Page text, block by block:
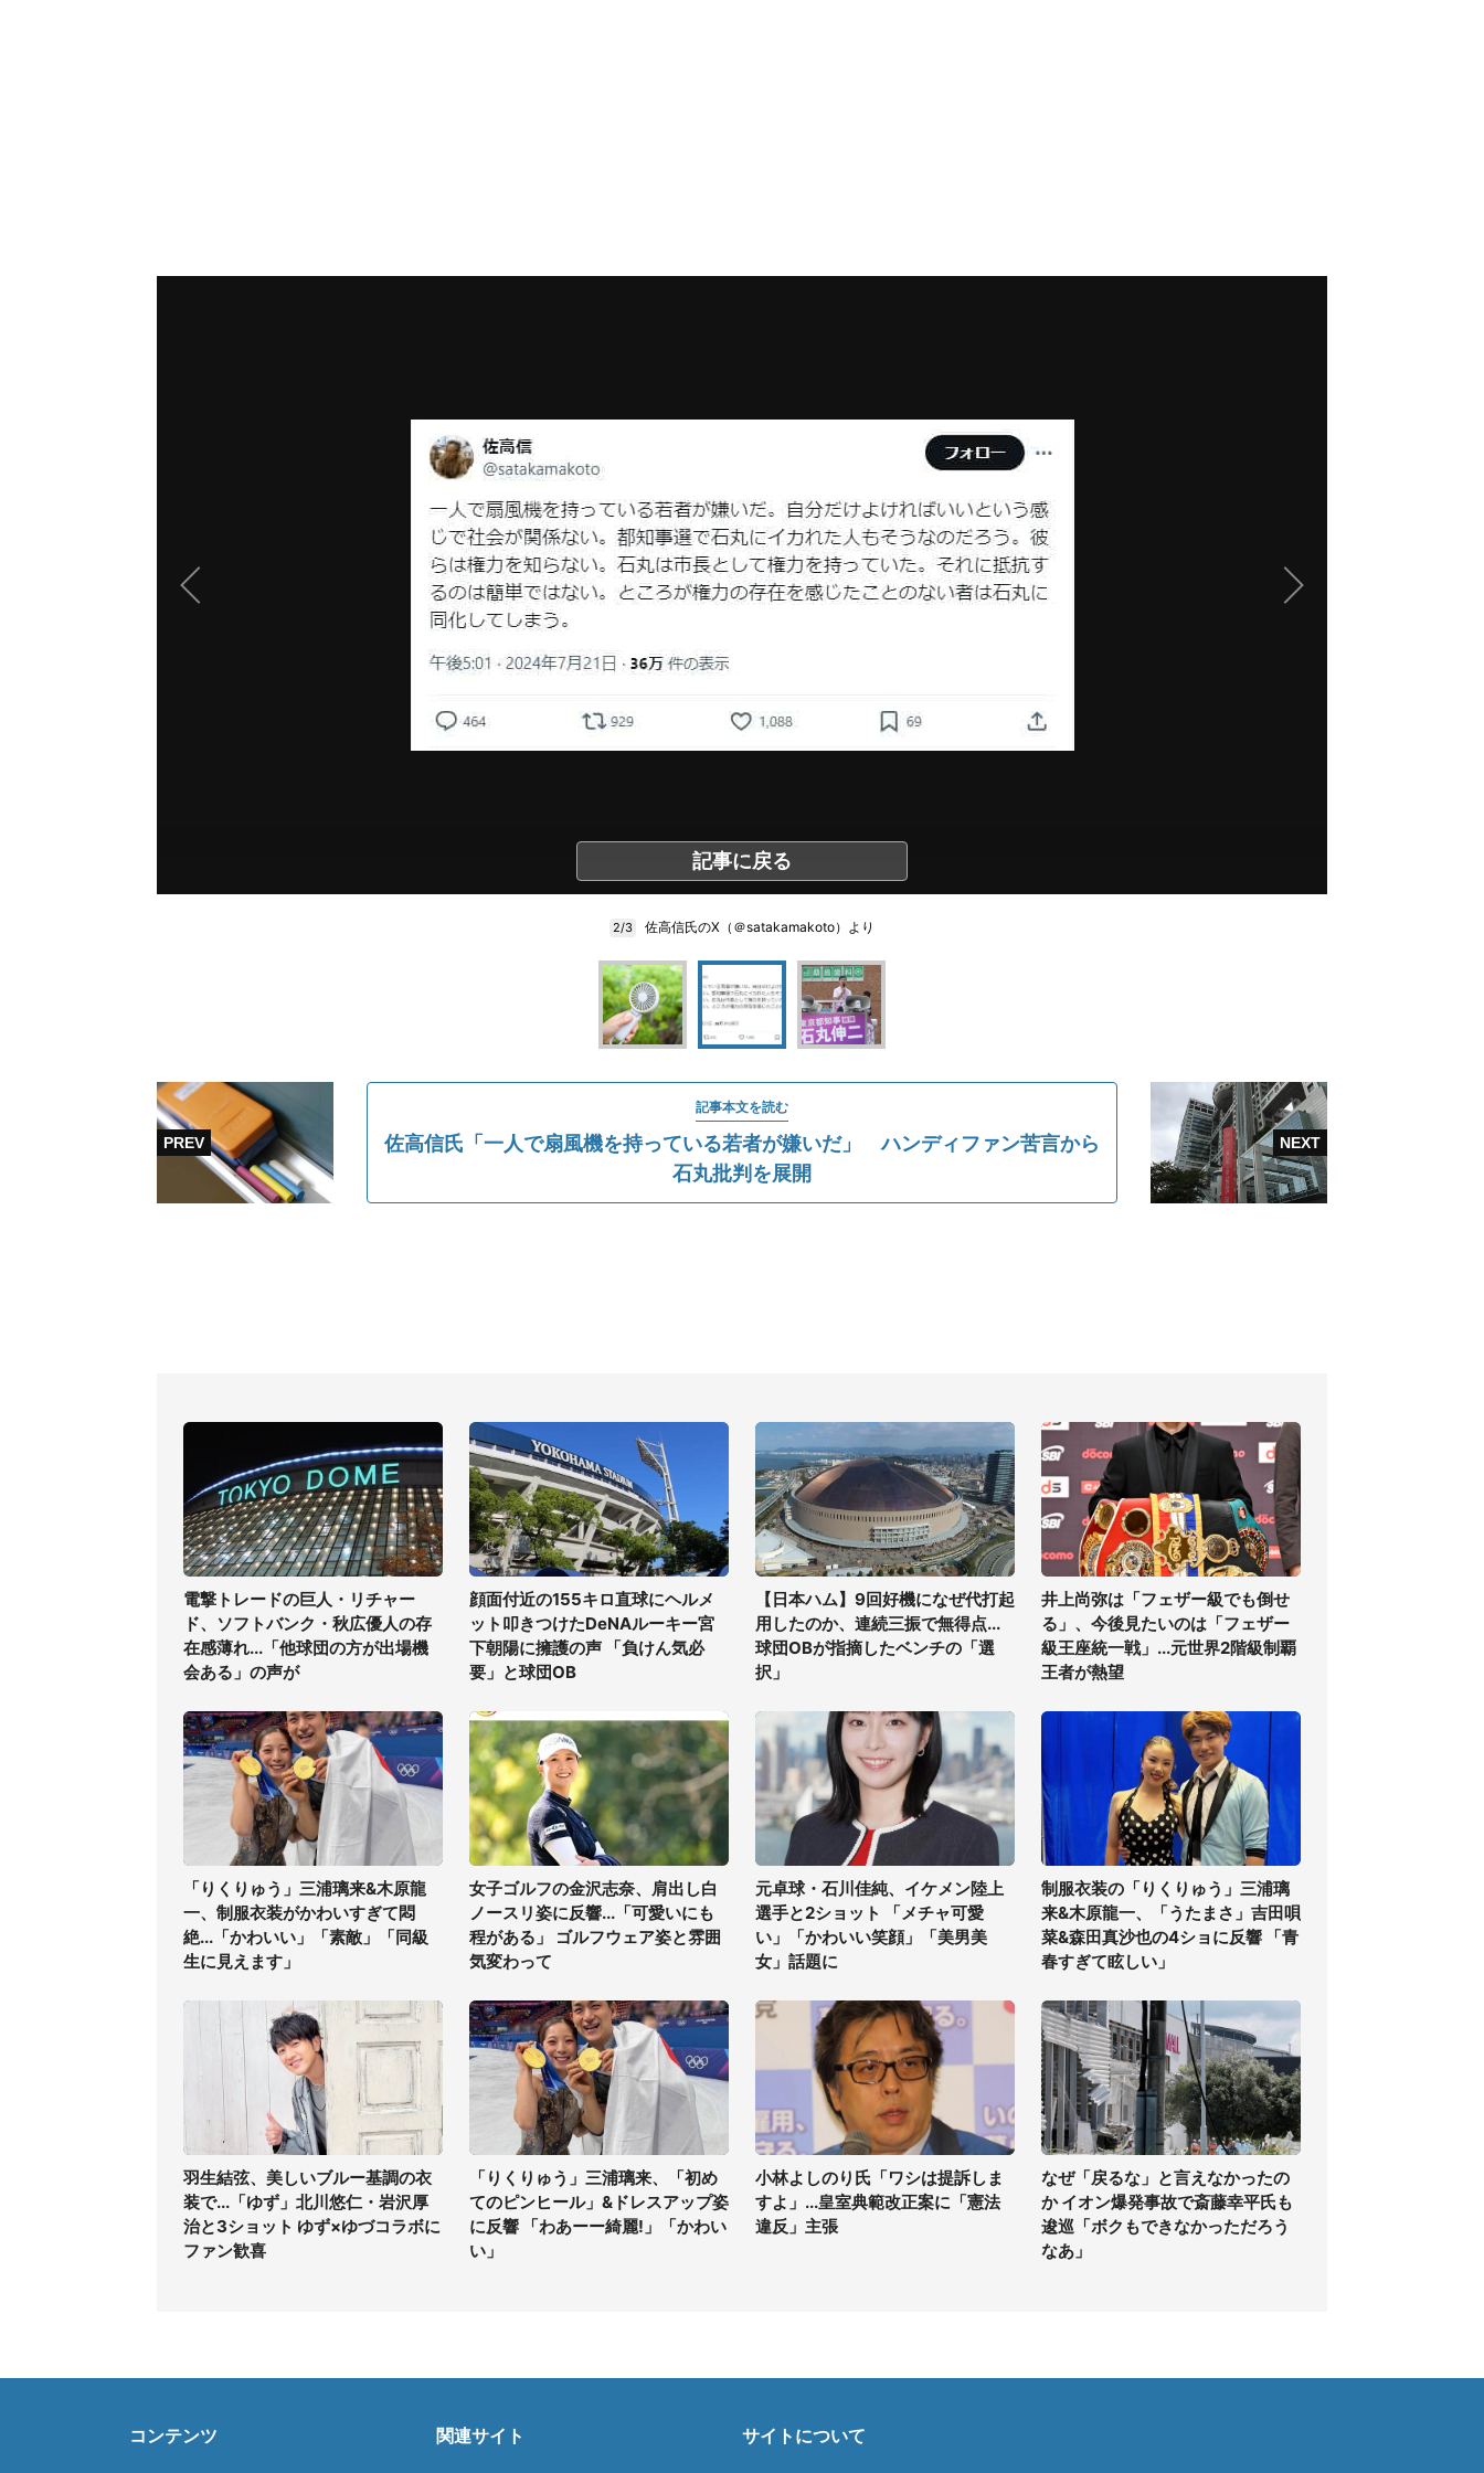
記事に戻る
2/3 佐高信氏のX（＠satakamakoto）より
記事本文を読む
佐高信氏「一人で扇風機を持っている若者が嫌いだ」 ハンディファン苦言から
石丸批判を展開
電撃トレードの巨人・リチャー
ド、ソフトバンク・秋広優人の存
在感薄れ...「他球団の方が出場機
会ある」の声が
顔面付近の155キロ直球にヘルメ
ット叩きつけたDeNAルーキー宮
下朝陽に擁護の声 「負けん気必
要」と球団OB
【日本ハム】9回好機になぜ代打起
用したのか、連続三振で無得点...
球団OBが指摘したベンチの「選
択」
井上尚弥は「フェザー級でも倒せ
る」、今後見たいのは「フェザー
級王座統一戦」...元世界2階級制覇
王者が熱望
「りくりゅう」三浦璃来&木原龍
一、制服衣装がかわいすぎて悶
絶...「かわいい」「素敵」「同級
生に見えます」
女子ゴルフの金沢志奈、肩出し白
ノースリ姿に反響...「可愛いにも
程がある」 ゴルフウェア姿と雰囲
気変わって
元卓球・石川佳純、イケメン陸上
選手と2ショット 「メチャ可愛
い」「かわいい笑顔」「美男美
女」話題に
制服衣装の「りくりゅう」三浦璃
来&木原龍一、「うたまさ」吉田唄
菜&森田真沙也の4ショに反響 「青
春すぎて眩しい」
羽生結弦、美しいブルー基調の衣
装で...「ゆず」北川悠仁・岩沢厚
治と3ショット ゆず×ゆづコラボに
ファン歓喜
「りくりゅう」三浦璃来、「初め
てのピンヒール」&ドレスアップ姿
に反響 「わあーー綺麗!」「かわい
い」
小林よしのり氏「ワシは提訴しま
すよ」...皇室典範改正案に「憲法
違反」主張
なぜ「戻るな」と言えなかったの
か イオン爆発事故で斎藤幸平氏も
逡巡「ボクもできなかっただろう
なあ」
コンテンツ 関連サイト サイトについて